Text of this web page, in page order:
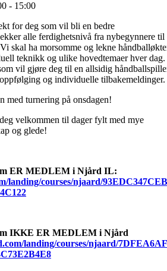
- 15:00
for deg som vil bli en bedre
alle ferdighetsnivå fra nybegynnere til
skal ha morsomme og lekne
teknikk og ulike hovedtemaer hver dag.
vil gjøre deg til en allsidig
og individuelle tilbakemeldinger.
med turnering på onsdagen!
velkommen til dager fylt med mye
og glede!
ER MEDLEM i Njård IL:
landing/courses/njaard/93EDC347CEB
IKKE ER MEDLEM i Njård
landing/courses/njaard/7DFEA6AF